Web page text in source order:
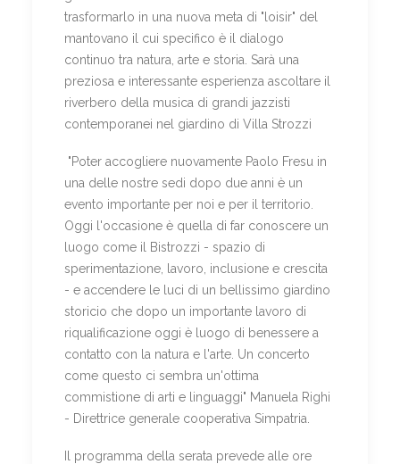
trasformarlo in una nuova meta di "loisir" del
mantovano il cui specifico è il dialogo
continuo tra natura, arte e storia. Sarà una
preziosa e interessante esperienza ascoltare il
riverbero della musica di grandi jazzisti
contemporanei nel giardino di Villa Strozzi
"Poter accogliere nuovamente Paolo Fresu in
una delle nostre sedi dopo due anni è un
evento importante per noi e per il territorio.
Oggi l'occasione è quella di far conoscere un
luogo come il Bistrozzi - spazio di
sperimentazione, lavoro, inclusione e crescita
- e accendere le luci di un bellissimo giardino
storicio che dopo un importante lavoro di
riqualificazione oggi è luogo di benessere a
contatto con la natura e l'arte. Un concerto
come questo ci sembra un'ottima
commistione di arti e linguaggi" Manuela Righi
- Direttrice generale cooperativa Simpatria.
Il programma della serata prevede alle ore